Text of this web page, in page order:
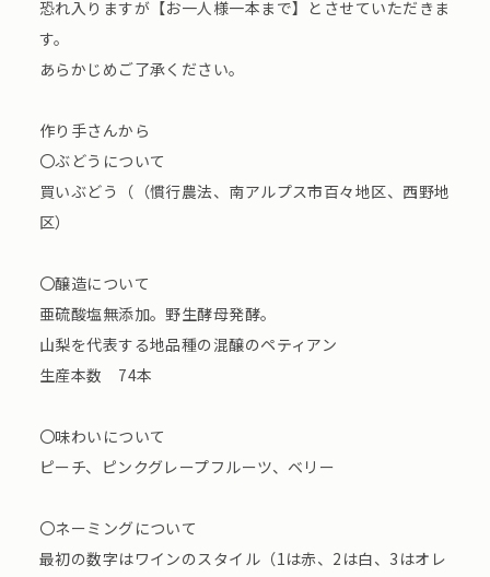
恐れ入りますが【お一人様一本まで】とさせていただきま
す。
あらかじめご了承ください。
作り手さんから
〇ぶどうについて
買いぶどう（（慣行農法、南アルプス市百々地区、西野地
区）
〇醸造について
亜硫酸塩無添加。野生酵母発酵。
山梨を代表する地品種の混醸のペティアン
生産本数 74本
〇味わいについて
ピーチ、ピンクグレープフルーツ、ベリー
〇ネーミングについて
最初の数字はワインのスタイル（1は赤、2は白、3はオレ